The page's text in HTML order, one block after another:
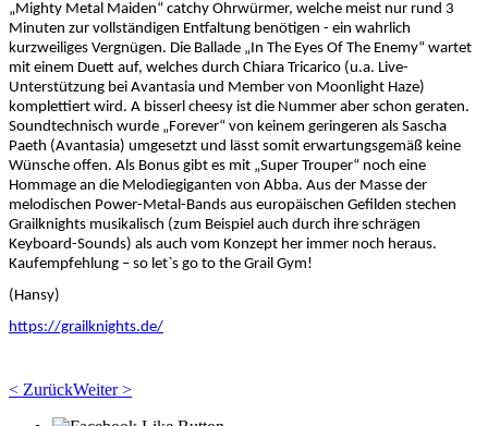
„Mighty Metal Maiden“ catchy Ohrwürmer, welche meist nur rund 3
Minuten zur vollständigen Entfaltung benötigen - ein wahrlich
kurzweiliges Vergnügen. Die Ballade „In The Eyes Of The Enemy“ wartet
mit einem Duett auf, welches durch Chiara Tricarico (u.a. Live-
Unterstützung bei Avantasia und Member von Moonlight Haze)
komplettiert wird. A bisserl cheesy ist die Nummer aber schon geraten.
Soundtechnisch wurde „Forever“ von keinem geringeren als Sascha
Paeth (Avantasia) umgesetzt und lässt somit erwartungsgemäß keine
Wünsche offen. Als Bonus gibt es mit „Super Trouper“ noch eine
Hommage an die Melodiegiganten von Abba. Aus der Masse der
melodischen Power-Metal-Bands aus europäischen Gefilden stechen
Grailknights musikalisch (zum Beispiel auch durch ihre schrägen
Keyboard-Sounds) als auch vom Konzept her immer noch heraus.
Kaufempfehlung – so let`s go to the Grail Gym!
(Hansy)
https://grailknights.de/
< ZurückWeiter >